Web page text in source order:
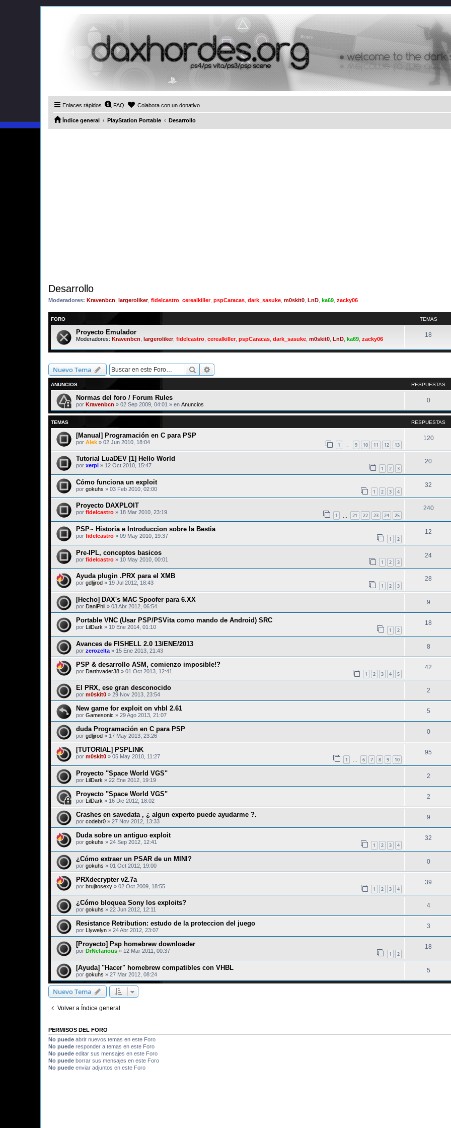
Enlaces rápidos FAQ Colabora con un donativo
Índice general PlayStation Portable Desarrollo
Desarrollo
Moderadores: Kravenbcn largeroliker, fidelcastro cerealkiller, pspCaracas dark_sasuke m0skit0 LnD ka69 zacky06
FORO TEMAS
Proyecto Emulador
Moderadores: Kravenbcn largeroliker, fidelcastro cerealkiller, pspCaracas dark_sasuke m0skit0 LnD ka69 zacky06
18
Nuevo Tema Buscar
ANUNCIOS RESPUESTAS
Normas del foro / Forum Rules
por Kravenbcn » 02 Sep 2009, 04:01 » en Anuncios
0
TEMAS RESPUESTAS
[Manual] Programación en C para PSP
por Alek » 02 Jun 2010, 18:04 1 9 10 11 12 13
120
Tutorial LuaDEV [1] Hello World
por xerpi » 12 Oct 2010, 15:47 1 2 3
20
Cómo funciona un exploit
por gokuhs » 03 Feb 2010, 02:00 1 2 3 4
32
Proyecto DAXPLOIT
por fidelcastro » 18 Mar 2010, 23:19 1 21 22 23 24 25
240
PSP~ Historia e Introduccion sobre la Bestia
por fidelcastro » 09 May 2010, 19:37 1 2
12
Pre-IPL, conceptos basicos
por fidelcastro » 10 May 2010, 00:01 1 2 3
24
Ayuda plugin .PRX para el XMB
por gdljjrod » 19 Jul 2012, 18:43 1 2 3
28
[Hecho] DAX's MAC Spoofer para 6.XX
por DaniPhii » 03 Abr 2012, 06:54
9
Portable VNC (Usar PSP/PSVita como mando de Android) SRC
por LilDark » 10 Ene 2014, 01:10 1 2
18
Avances de FISHELL 2.0 13/ENE/2013
por zerozelta » 15 Ene 2013, 21:43
8
PSP & desarrollo ASM, comienzo imposible!?
por Darthvader38 » 01 Oct 2013, 12:41 1 2 3 4 5
42
El PRX, ese gran desconocido
por m0skit0 » 29 Nov 2013, 23:54
2
New game for exploit on vhbl 2.61
por Gamesonic » 29 Ago 2013, 21:07
5
duda Programación en C para PSP
por gdljjrod » 17 May 2013, 23:26
0
[TUTORIAL] PSPLINK
por m0skit0 » 05 May 2010, 11:27 1 … 6 7 8 9 10
95
Proyecto "Space World VGS"
por LilDark » 22 Ene 2012, 19:19
2
Proyecto "Space World VGS"
por LilDark » 16 Dic 2012, 18:02
2
Crashes en savedata , ¿ algun experto puede ayudarme ?.
por codebr0 » 27 Nov 2012, 13:33
9
Duda sobre un antiguo exploit
por gokuhs » 24 Sep 2012, 12:41 1 2 3 4
32
¿Cómo extraer un PSAR de un MINI?
por gokuhs » 01 Oct 2012, 19:00
0
PRXdecrypter v2.7a
por brujitosexy » 02 Oct 2009, 18:55 1 2 3 4
39
¿Cómo bloquea Sony los exploits?
por gokuhs » 22 Jun 2012, 12:11
4
Resistance Retribution: estudo de la proteccion del juego
por Llywelyn » 24 Abr 2012, 23:07
3
[Proyecto] Psp homebrew downloader
por DrNefarious » 12 Mar 2011, 00:37 1 2
18
[Ayuda] "Hacer" homebrew compatibles con VHBL
por gokuhs » 27 Mar 2012, 08:24
5
Nuevo Tema
Volver a Índice general
PERMISOS DEL FORO
No puede abrir nuevos temas en este Foro
No puede responder a temas en este Foro
No puede editar sus mensajes en este Foro
No puede borrar sus mensajes en este Foro
No puede enviar adjuntos en este Foro